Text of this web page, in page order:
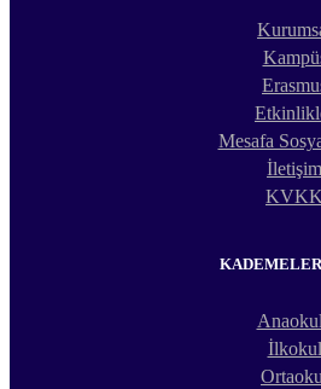
Mesafa
İletişim
KVKK
KADEMELER
İlkokul